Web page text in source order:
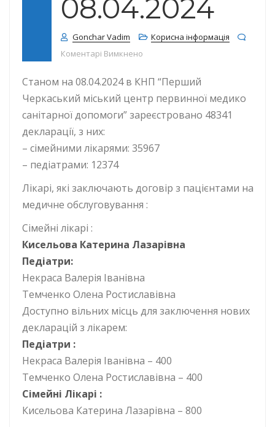
08.04.2024
Gonchar Vadim
Корисна інформація
Коментарі Вимкнено
Станом на 08.04.2024 в КНП “Перший
Черкаський міський центр первинної медико
санітарної допомоги” зареєстровано 48341
декларації, з них:
– сімейними лікарями: 35967
– педіатрами: 12374
Лікарі, які заключають договір з пацієнтами на
медичне обслуговування :
Сімейні лікарі :
Кисельова Катерина Лазарівна
Педіатри:
Некраса Валерія Іванівна
Темченко Олена Ростиславівна
Доступно вільних місць для заключення нових
декларацій з лікарем:
Педіатри :
Некраса Валерія Іванівна – 400
Темченко Олена Ростиславівна – 400
Сімейні Лікарі :
Кисельова Катерина Лазарівна – 800